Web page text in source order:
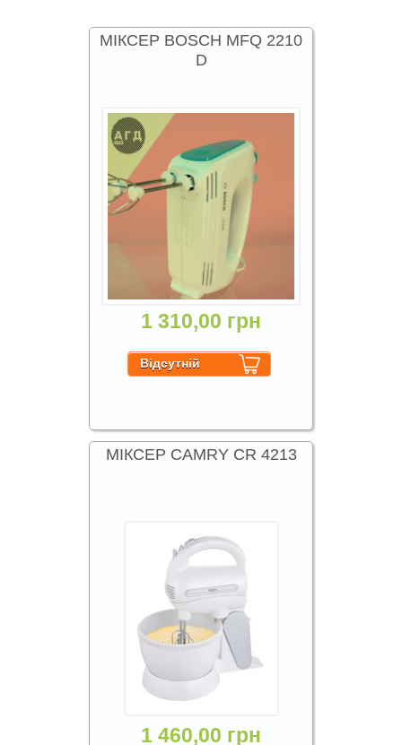
МІКСЕР BOSCH MFQ 2210
D
1 310,00 грн
МІКСЕР CAMRY CR 4213
1 460,00 грн